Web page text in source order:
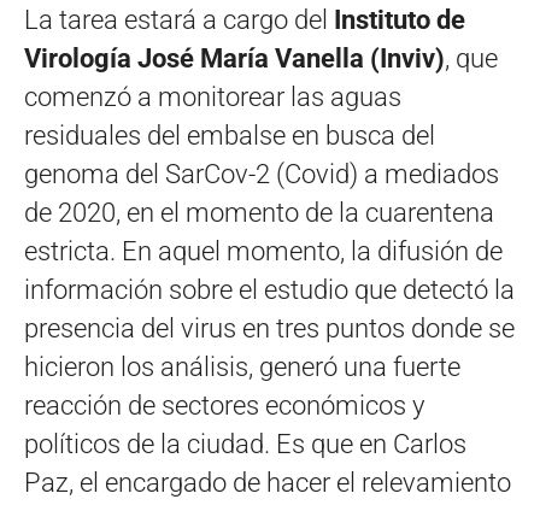
La tarea estará a cargo del Instituto de
Virología José María Vanella (Inviv), que
comenzó a monitorear las aguas
residuales del embalse en busca del
genoma del SarCov-2 (Covid) a mediados
de 2020, en el momento de la cuarentena
estricta. En aquel momento, la difusión de
información sobre el estudio que detectó la
presencia del virus en tres puntos donde se
hicieron los análisis, generó una fuerte
reacción de sectores económicos y
políticos de la ciudad. Es que en Carlos
Paz, el encargado de hacer el relevamiento